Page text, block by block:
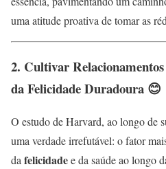
uma atitude proativa de tomar as
2. Cultivar
da Felicidade Duradoura 😊
O estudo de Harvard, ao longo de
uma verdade irrefutável: o fator
dafelicidadee da saúde ao longo